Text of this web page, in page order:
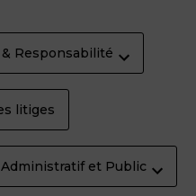
Responsabilité
litiges
et Public